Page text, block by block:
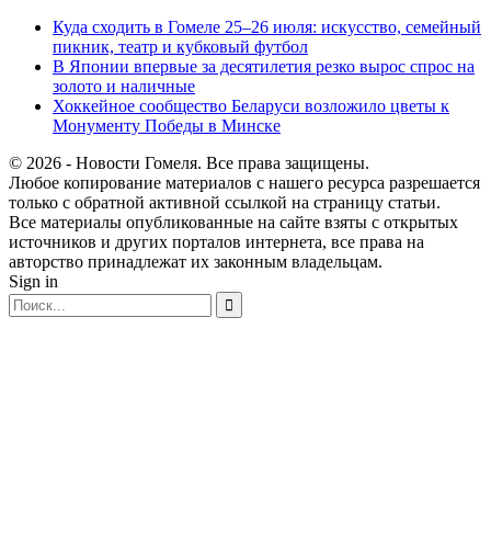
Куда сходить в Гомеле 25–26 июля: искусство, семейный
пикник, театр и кубковый футбол
В Японии впервые за десятилетия резко вырос спрос на
золото и наличные
Хоккейное сообщество Беларуси возложило цветы к
Монументу Победы в Минске
© 2026 - Новости Гомеля. Все права защищены.
Любое копирование материалов с нашего ресурса разрешается
только с обратной активной ссылкой на страницу статьи.
Все материалы опубликованные на сайте взяты с открытых
источников и других порталов интернета, все права на
авторство принадлежат их законным владельцам.
Sign in